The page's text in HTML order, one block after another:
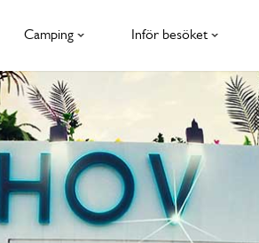
Camping Inför besöket